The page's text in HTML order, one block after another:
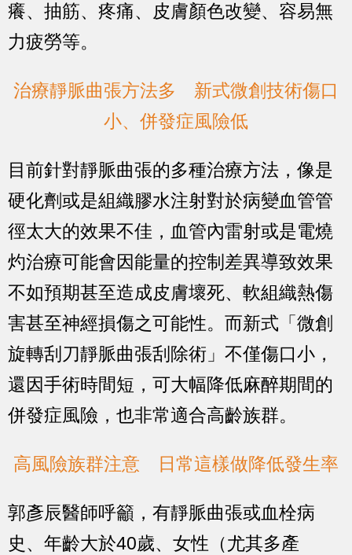
癢、抽筋、疼痛、皮膚顏色改變、容易無
力疲勞等。
治療靜脈曲張方法多 新式微創技術傷口
小、併發症風險低
目前針對靜脈曲張的多種治療方法，像是
硬化劑或是組織膠水注射對於病變血管管
徑太大的效果不佳，血管內雷射或是電燒
灼治療可能會因能量的控制差異導致效果
不如預期甚至造成皮膚壞死、軟組織熱傷
害甚至神經損傷之可能性。而新式「微創
旋轉刮刀靜脈曲張刮除術」不僅傷口小，
還因手術時間短，可大幅降低麻醉期間的
併發症風險，也非常適合高齡族群。
高風險族群注意 日常這樣做降低發生率
郭彥辰醫師呼籲，有靜脈曲張或血栓病
史、年齡大於40歲、女性（尤其多產